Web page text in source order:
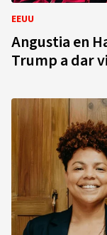
EEUU
Angustia en
Trump a dar